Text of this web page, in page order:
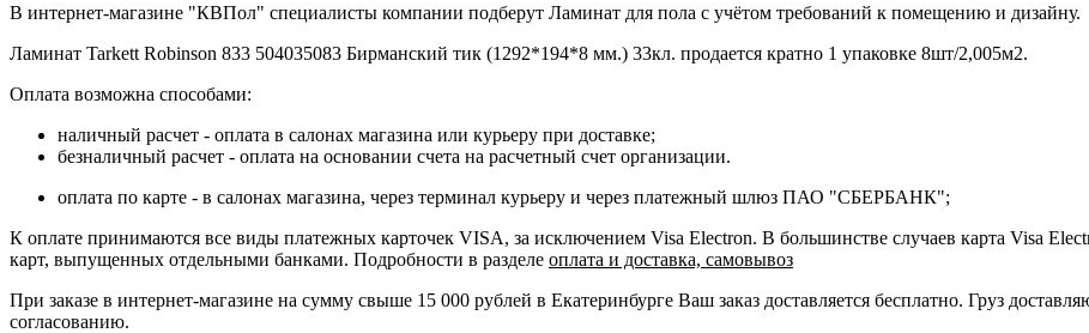
В интернет-магазине "КВПол" специалисты компании подберут Ламинат для пола с учётом требований к помещению и дизайну.
Ламинат Tarkett Robinson 833 504035083 Бирманский тик (1292*194*8 мм.) 33кл. продается кратно 1 упаковке 8шт/2,005м2.
Оплата возможна способами:
наличный расчет - оплата в салонах магазина или курьеру при доставке;
безналичный расчет - оплата на основании счета на расчетный счет организации.
оплата по карте - в салонах магазина, через терминал курьеру и через платежный шлюз ПАО "СБЕРБАНК";
К оплате принимаются все виды платежных карточек VISA, за исключением Visa Electron. В большинстве случаев карта Visa
карт, выпущенных отдельными банками. Подробности в разделе оплата и доставка, самовывоз
При заказе в интернет-магазине на сумму свыше 15 000 рублей в Екатеринбурге Ваш заказ доставляется бесплатно. Груз
согласованию.